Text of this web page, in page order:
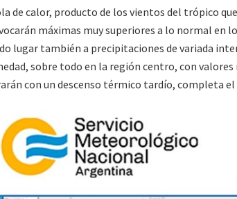
de calor, producto de los vientos del trópico
máximas muy superiores a lo normal en
lugar también a precipitaciones de variada
sobre todo en la región centro, con
con un descenso térmico tardío, completa